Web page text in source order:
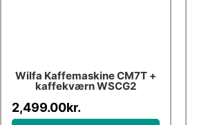
Wilfa Kaffemaskine CM7T +
kaffekværn WSCG2
2,499.00kr.